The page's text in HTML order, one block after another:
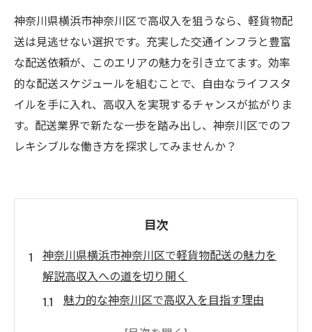
神奈川県横浜市神奈川区で高収入を狙うなら、軽貨物配
送は見逃せない選択です。充実した交通インフラと豊富
な配送依頼が、このエリアの魅力を引き立てます。効率
的な配送スケジュールを組むことで、自由なライフスタ
イルを手に入れ、高収入を実現するチャンスが拡がりま
す。配送業界で新たな一歩を踏み出し、神奈川区でのフ
レキシブルな働き方を探求してみませんか？
目次
神奈川県横浜市神奈川区で軽貨物配送の魅力を
解説高収入への道を切り開く
魅力的な神奈川区で高収入を目指す理由
軽貨物配送の利点とその影響